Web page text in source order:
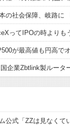
公式「ZZは見なくて